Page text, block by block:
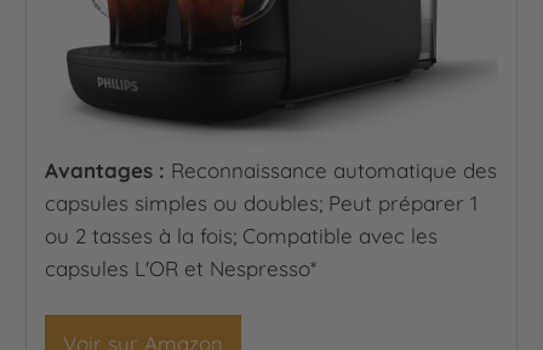
Avantages : Reconnaissance automatique des
capsules simples ou doubles; Peut préparer 1
ou 2 tasses à la fois; Compatible avec les
capsules L'OR et Nespresso*
Voir sur Amazon